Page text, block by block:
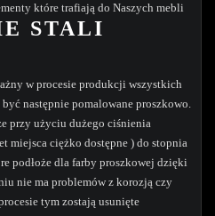
które trafiają do Naszych mebli
STALI
w procesie produkcji wszystkich
następnie pomalowane proszkowo.
przy użyciu dużego ciśnienia
miejsca ciężko dostępne ) do stopnia
podłoże dla farby proszkowej dzięki
nie ma problemów z korozją czy
tym zostają usunięte